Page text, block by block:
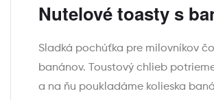
Nutelové toasty s
Sladká pochúťka pre milovníkov
banánov. Toustový chlieb
a na ňu poukladáme kolieska